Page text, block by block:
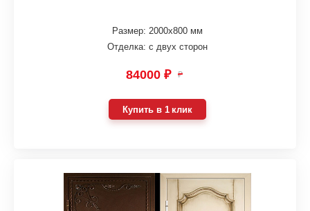
Размер: 2000х800 мм
Отделка: с двух сторон
84000 ₽ ₽
Купить в 1 клик